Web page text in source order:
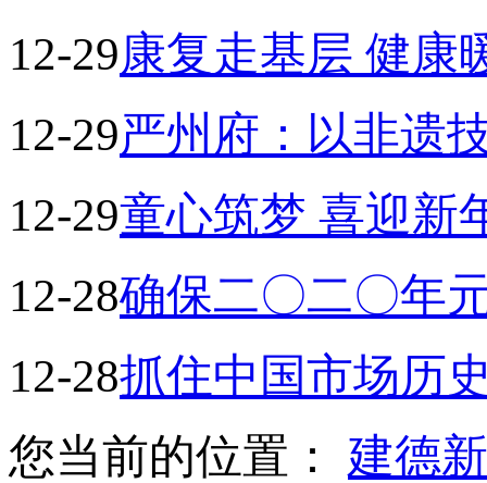
12-29康复走基层 健康
12-29严州府：以非遗
12-29童心筑梦 喜迎新
12-28确保二〇二〇年
12-28抓住中国市场历
您当前的位置： 建德